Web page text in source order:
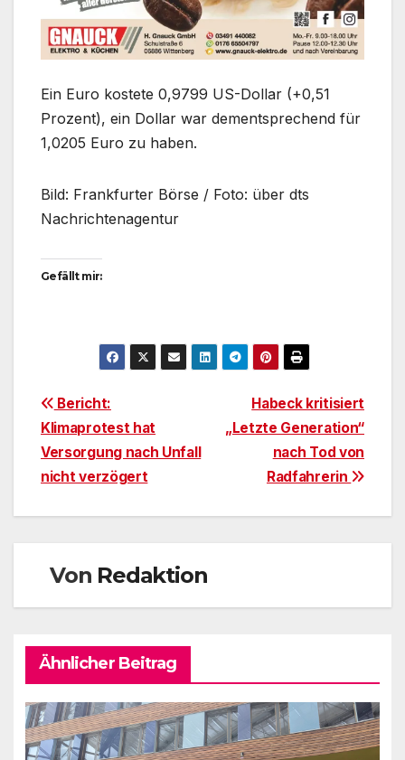
Ein Euro kostete 0,9799 US-Dollar (+0,51
Prozent), ein Dollar war dementsprechend für
1,0205 Euro zu haben.
Bild: Frankfurter Börse / Foto: über dts
Nachrichtenagentur
Gefällt mir:
BeitragsnavigationHabeck kritisiert
„Letzte Generation“
nach Tod von
Radfahrerin
Bericht:
Klimaprotest hat
Versorgung nach Unfall
nicht verzögert
Von Redaktion
Ähnlicher Beitrag